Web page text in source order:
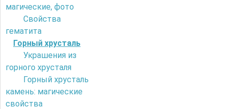
магические, фото
Свойства
гематита
Горный хрусталь
Украшения из
горного хрусталя
Горный хрусталь
камень: магические
свойства